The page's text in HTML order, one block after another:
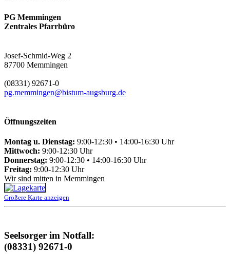
PG Memmingen
Zentrales Pfarrbüro
Josef-Schmid-Weg 2
87700 Memmingen
(08331) 92671-0
pg.memmingen@bistum-augsburg.de
Öffnungszeiten
Montag u. Dienstag: 9:00-12:30 • 14:00-16:30 Uhr
Mittwoch: 9:00-12:30 Uhr
Donnerstag: 9:00-12:30 • 14:00-16:30 Uhr
Freitag: 9:00-12:30 Uhr
Wir sind mitten in Memmingen
Größere Karte anzeigen
Seelsorger im Notfall:
(08331) 92671-0